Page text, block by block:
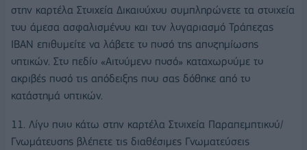
στην καρτέλα Στοιχεία Δικαιούχου συμπληρώνετε τα στοιχεία
του άμεσα ασφαλισμένου και τον λογαριασμό Τράπεζας
ΙΒΑΝ επιθυμείτε να λάβετε το ποσό της αποζημίωσης
οπτικών. Στο πεδίο «Αιτούμενο ποσό» καταχωρούμε το
ακριβές ποσό τις απόδειξης που σας δόθηκε από το
κατάστημά οπτικών.
11. Λίγο ποιο κάτω στην καρτέλα Στοιχεία Παραπεμπτικού/
Γνωμάτευσης βλέπετε τις διαθέσιμες Γνωματεύσεις